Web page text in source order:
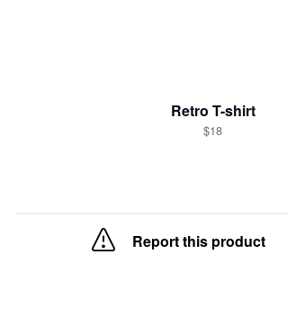
Retro T-shirt
$18
Report this product